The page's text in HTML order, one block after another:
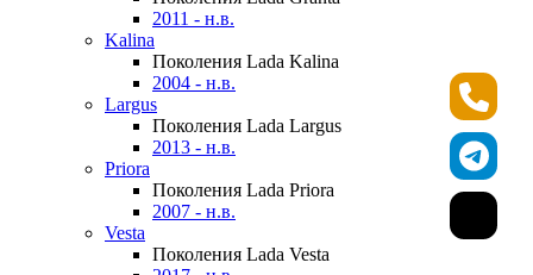
2011 - н.в.
Kalina
Поколения Lada Kalina
2004 - н.в.
Largus
Поколения Lada Largus
2013 - н.в.
Priora
Поколения Lada Priora
2007 - н.в.
Vesta
Поколения Lada Vesta